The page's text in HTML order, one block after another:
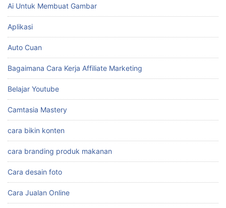
Ai Untuk Membuat Gambar
Aplikasi
Auto Cuan
Bagaimana Cara Kerja Affiliate Marketing
Belajar Youtube
Camtasia Mastery
cara bikin konten
cara branding produk makanan
Cara desain foto
Cara Jualan Online